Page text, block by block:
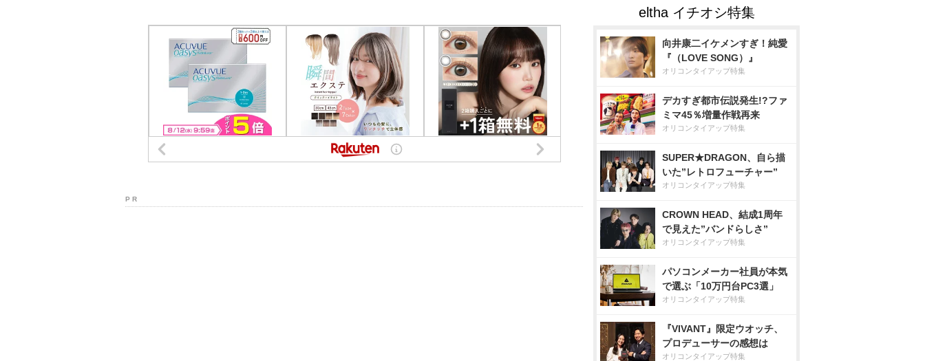
P R
向井康二イケメンすぎ！純愛
『（LOVE SONG）』
オリコンタイアップ特集
デカすぎ都市伝説発生!?ファ
ミマ45％増量作戦再来
オリコンタイアップ特集
SUPER★DRAGON、自ら描
いた”レトロフューチャー”
オリコンタイアップ特集
CROWN HEAD、結成1周年
で見えた”バンドらしさ”
オリコンタイアップ特集
パソコンメーカー社員が本気
で選ぶ「10万円台PC3選」
オリコンタイアップ特集
『VIVANT』限定ウオッチ、
プロデューサーの感想は
オリコンタイアップ特集